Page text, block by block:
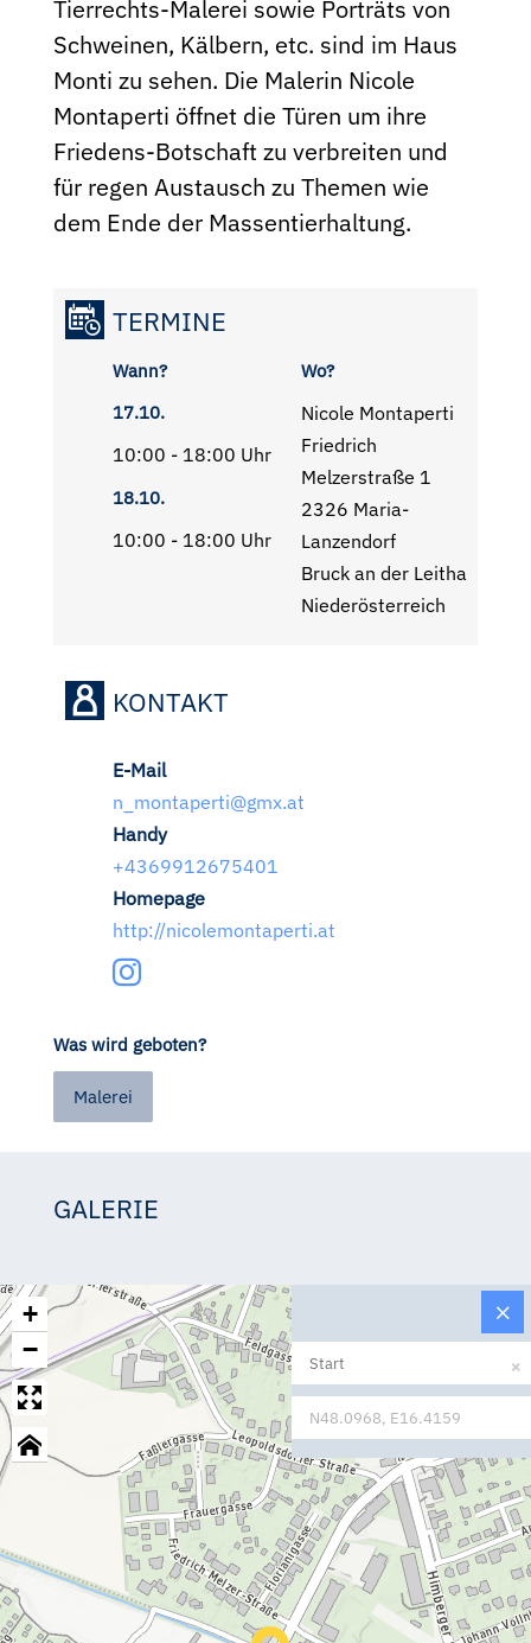
Tierrechts-Malerei sowie Porträts von
Schweinen, Kälbern, etc. sind im Haus
Monti zu sehen. Die Malerin Nicole
Montaperti öffnet die Türen um ihre
Friedens-Botschaft zu verbreiten und
für regen Austausch zu Themen wie
dem Ende der Massentierhaltung.
TERMINE
Wann?
17.10.
10:00 - 18:00 Uhr
18.10.
10:00 - 18:00 Uhr
Wo?
Nicole Montaperti
Friedrich
Melzerstraße 1
2326 Maria-
Lanzendorf
Bruck an der Leitha
Niederösterreich
KONTAKT
E-Mail
n_montaperti@gmx.at
Handy
+4369912675401
Homepage
http://nicolemontaperti.at
Was wird geboten?
Malerei
GALERIE
+
−